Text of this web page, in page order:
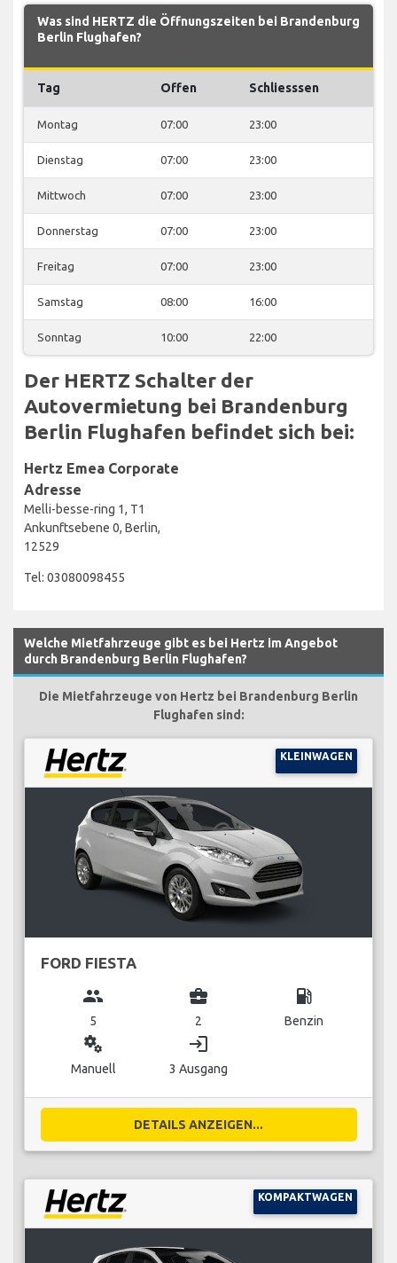
Was sind HERTZ die Öffnungszeiten bei Brandenburg
Berlin Flughafen?
Tag Offen Schliesssen
Montag 07:00 23:00
Dienstag 07:00 23:00
Mittwoch 07:00 23:00
Donnerstag 07:00 23:00
Freitag 07:00 23:00
Samstag 08:00 16:00
Sonntag 10:00 22:00
Der HERTZ Schalter der
Autovermietung bei Brandenburg
Berlin Flughafen befindet sich bei:
Hertz Emea Corporate
Adresse
Melli-besse-ring 1, T1
Ankunftsebene 0, Berlin,
12529
Tel: 03080098455
Welche Mietfahrzeuge gibt es bei Hertz im Angebot
durch Brandenburg Berlin Flughafen?
Die Mietfahrzeuge von Hertz bei Brandenburg Berlin
Flughafen sind:
KLEINWAGEN
FORD FIESTA
group
5
business_center
2
local_gas_station
Benzin
miscellaneous_services
Manuell
login
3 Ausgang
DETAILS ANZEIGEN...
KOMPAKTWAGEN